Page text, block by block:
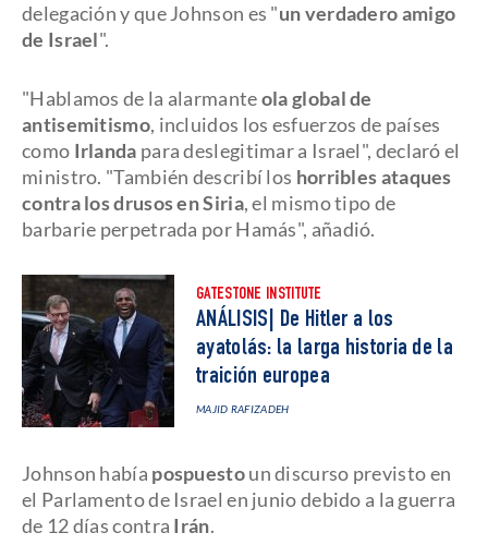
delegación y que Johnson es "un verdadero amigo
de Israel".
"Hablamos de la alarmanteola global de
antisemitismo, incluidos los esfuerzos de países
como Irlanda para deslegitimar a Israel", declaró el
ministro. "También describí los horribles ataques
contra losdrusos en Siria, el mismo tipo de
barbarie perpetrada por Hamás", añadió.
GATESTONE INSTITUTE
ANÁLISIS| De Hitler a los
ayatolás: la larga historia de la
traición europea
MAJID RAFIZADEH
Johnson había pospuestoun discurso previsto en
el Parlamento de Israel en junio debido a la guerra
de 12 días contra Irán.